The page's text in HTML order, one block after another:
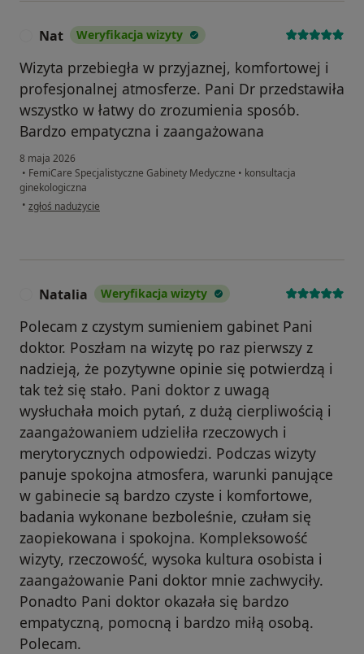
Nat Weryfikacja wizyty
Wizyta przebiegła w przyjaznej, komfortowej i
profesjonalnej atmosferze. Pani Dr przedstawiła
wszystko w łatwy do zrozumienia sposób.
Bardzo empatyczna i zaangażowana
8 maja 2026
• FemiCare Specjalistyczne Gabinety Medyczne • konsultacja
ginekologiczna
• w opinii użytkownika Nat
zgłoś nadużycie
Natalia Weryfikacja wizyty
Polecam z czystym sumieniem gabinet Pani
doktor. Poszłam na wizytę po raz pierwszy z
nadzieją, że pozytywne opinie się potwierdzą i
tak też się stało. Pani doktor z uwagą
wysłuchała moich pytań, z dużą cierpliwością i
zaangażowaniem udzieliła rzeczowych i
merytorycznych odpowiedzi. Podczas wizyty
panuje spokojna atmosfera, warunki panujące
w gabinecie są bardzo czyste i komfortowe,
badania wykonane bezboleśnie, czułam się
zaopiekowana i spokojna. Kompleksowość
wizyty, rzeczowość, wysoka kultura osobista i
zaangażowanie Pani doktor mnie zachwyciły.
Ponadto Pani doktor okazała się bardzo
empatyczną, pomocną i bardzo miłą osobą.
Polecam.